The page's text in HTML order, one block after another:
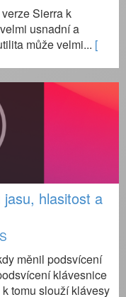
Sierra k
usnadní a
může velmi... [
hlasitost a
měnil podsvícení
klávesnice
tomu slouží klávesy